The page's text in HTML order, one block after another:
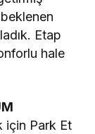
Etap
hale
için Park Et